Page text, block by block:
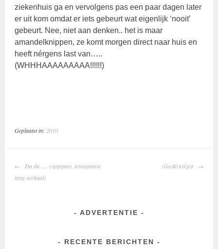
ziekenhuis ga en vervolgens pas een paar dagen later
er uit kom omdat er iets gebeurt wat eigenlijk ‘nooit’
gebeurt. Nee, niet aan denken.. het is maar
amandelknippen, ze komt morgen direct naar huis en
heeft nérgens last van…..
(WHHHAAAAAAAAA!!!!!!)
Geplaatst in: 2010
BERICHTNAVIGATIE
Da da….. (opgepast, ietsiepietsie
lang verhaal)
(Ge)K(n)i(p)t
ADVERTENTIE
RECENTE BERICHTEN